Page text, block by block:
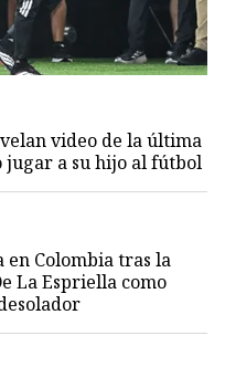
video de la última
jugar a su hijo al fútbol
en Colombia tras la
La Espriella como